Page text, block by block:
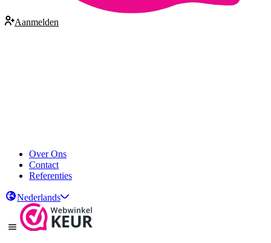
Aanmelden
Over Ons
Contact
Referenties
Nederlands